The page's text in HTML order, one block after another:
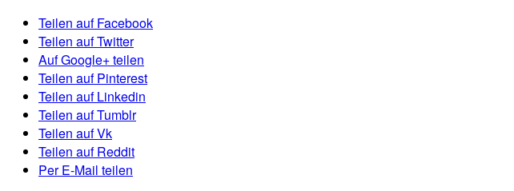
Teilen auf Facebook
Teilen auf Twitter
Auf Google+ teilen
Teilen auf Pinterest
Teilen auf Linkedin
Teilen auf Tumblr
Teilen auf Vk
Teilen auf Reddit
Per E-Mail teilen